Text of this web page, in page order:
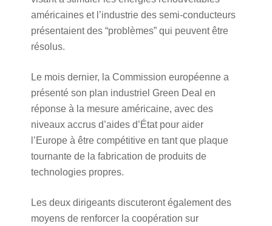
américaines et l’industrie des semi-conducteurs
présentaient des “problèmes” qui peuvent être
résolus.
Le mois dernier, la Commission européenne a
présenté son plan industriel Green Deal en
réponse à la mesure américaine, avec des
niveaux accrus d’aides d’État pour aider
l’Europe à être compétitive en tant que plaque
tournante de la fabrication de produits de
technologies propres.
Les deux dirigeants discuteront également des
moyens de renforcer la coopération sur